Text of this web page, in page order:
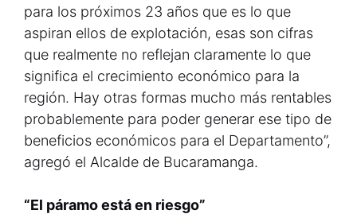
para los próximos 23 años que es lo que
aspiran ellos de explotación, esas son cifras
que realmente no reflejan claramente lo que
significa el crecimiento económico para la
región. Hay otras formas mucho más rentables
probablemente para poder generar ese tipo de
beneficios económicos para el Departamento”,
agregó el Alcalde de Bucaramanga.
“El páramo está en riesgo”